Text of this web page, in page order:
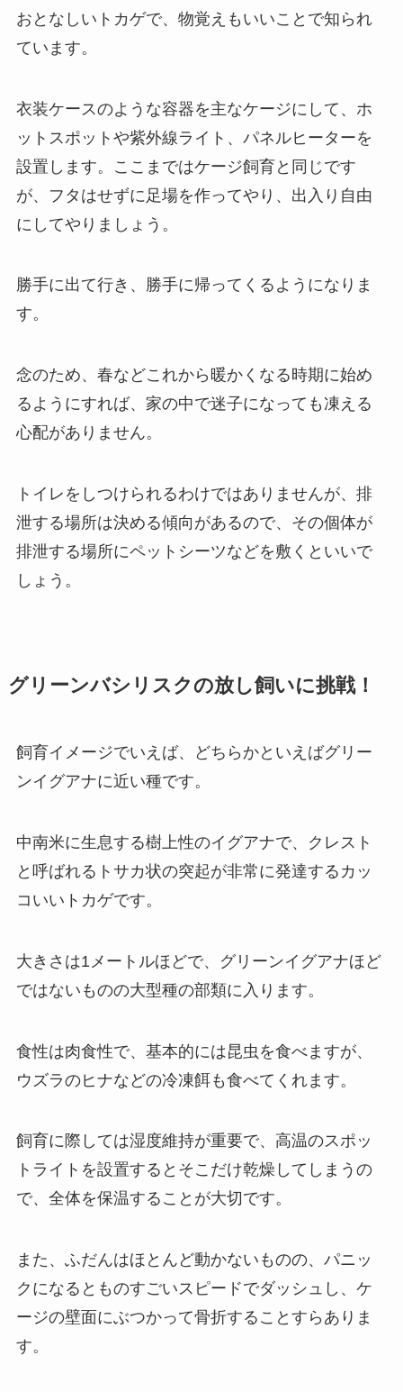
おとなしいトカゲで、物覚えもいいことで知られ
ています。
衣装ケースのような容器を主なケージにして、ホ
ットスポットや紫外線ライト、パネルヒーターを
設置します。ここまではケージ飼育と同じです
が、フタはせずに足場を作ってやり、出入り自由
にしてやりましょう。
勝手に出て行き、勝手に帰ってくるようになりま
す。
念のため、春などこれから暖かくなる時期に始め
るようにすれば、家の中で迷子になっても凍える
心配がありません。
トイレをしつけられるわけではありませんが、排
泄する場所は決める傾向があるので、その個体が
排泄する場所にペットシーツなどを敷くといいで
しょう。
グリーンバシリスクの放し飼いに挑戦！
飼育イメージでいえば、どちらかといえばグリー
ンイグアナに近い種です。
中南米に生息する樹上性のイグアナで、クレスト
と呼ばれるトサカ状の突起が非常に発達するカッ
コいいトカゲです。
大きさは1メートルほどで、グリーンイグアナほど
ではないものの大型種の部類に入ります。
食性は肉食性で、基本的には昆虫を食べますが、
ウズラのヒナなどの冷凍餌も食べてくれます。
飼育に際しては湿度維持が重要で、高温のスポッ
トライトを設置するとそこだけ乾燥してしまうの
で、全体を保温することが大切です。
また、ふだんはほとんど動かないものの、パニッ
クになるとものすごいスピードでダッシュし、ケ
ージの壁面にぶつかって骨折することすらありま
す。